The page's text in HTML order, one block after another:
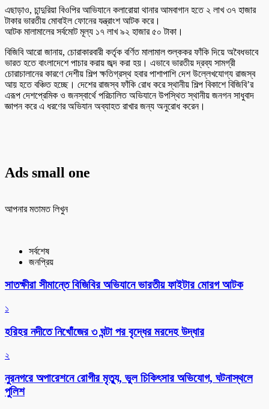
এছাড়াও, চান্দুরিয়া বিওপির আভিযানে কলারোয়া থানার আমবাগান হতে ২ লাখ ৩৭ হাজার
টাকার ভারতীয় মোবাইল ফোনের যন্ত্রাংশ আটক করে।
আটক মালামালের সর্বমোট মূল্য ১৭ লাখ ৯২ হাজার ৫০ টাকা।
বিজিবি আরো জানায়, চোরাকারবারী কর্তৃক বর্ণিত মালামাল শুল্ককর ফাঁকি দিয়ে অবৈধভাবে
ভারত হতে বাংলাদেশে পাচার করায় জব্দ করা হয়। এভাবে ভারতীয় দ্রব্য সামগ্রী
চোরাচালানের কারণে দেশীয় শিল্প ক্ষতিগ্রস্থ হবার পাশাপাশি দেশ উল্লেখযোগ্য রাজস্ব
আয় হতে বঞ্চিত হচ্ছে। দেশের রাজস্ব ফাঁকি রোধ করে স্থানীয় শিল্প বিকাশে বিজিবি’র
এরূপ দেশপ্রেমিক ও জনস্বার্থে পরিচালিত অভিযানে উপস্থিত স্থানীয় জনগন সাধুবাদ
জ্ঞাপন করে এ ধরণের অভিযান অব্যাহত রাখার জন্য অনুরোধ করেন।
Ads small one
আপনার মতামত লিখুন
সর্বশেষ
জনপ্রিয়
সাতক্ষীরা সীমান্তে বিজিবির অভিযানে ভারতীয় ফাইটার মোরগ আটক
১
হরিহর নদীতে নিখোঁজের ৩ ঘন্টা পর বৃদ্ধের মরদেহ উদ্ধার
২
নুরনগরে অপারেশনে রোগীর মৃত্যু, ভুল চিকিৎসার অভিযোগ, ঘটনাস্থলে
পুলিশ